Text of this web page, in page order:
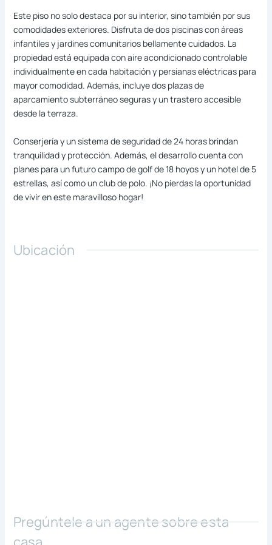
Este piso no solo destaca por su interior, sino también por sus
comodidades exteriores. Disfruta de dos piscinas con áreas
infantiles y jardines comunitarios bellamente cuidados. La
propiedad está equipada con aire acondicionado controlable
individualmente en cada habitación y persianas eléctricas para
mayor comodidad. Además, incluye dos plazas de
aparcamiento subterráneo seguras y un trastero accesible
desde la terraza.
Conserjería y un sistema de seguridad de 24 horas brindan
tranquilidad y protección. Además, el desarrollo cuenta con
planes para un futuro campo de golf de 18 hoyos y un hotel de 5
estrellas, así como un club de polo. ¡No pierdas la oportunidad
de vivir en este maravilloso hogar!
Ubicación
Pregúntele a un agente sobre esta